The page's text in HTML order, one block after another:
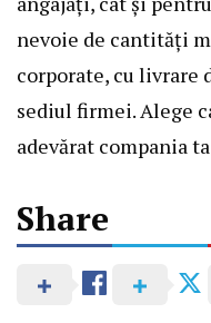
nevoie de cantități
corporate, cu livrare
sediul firmei. Alege
adevărat compania
Share